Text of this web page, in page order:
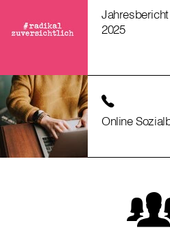
2025
Online